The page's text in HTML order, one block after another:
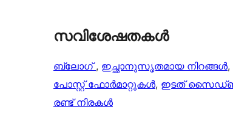
സവിശേഷതകൾ
ബ്ലോഗ്, ഇച്ഛാനുസൃതമായ നിറങ്ങള്‍,
പോസ്റ്റ് ഫോർമാറ്റുകൾ, ഇടത്
രണ്ട് നിരകൾ